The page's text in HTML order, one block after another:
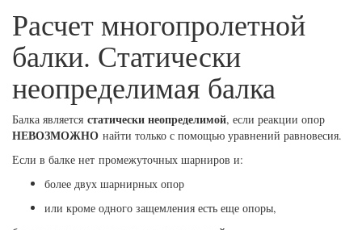
Расчет многопролетной
балки. Статически
неопределимая балка
Балка является статически неопределимой, если реакции опор
НЕВОЗМОЖНО найти только с помощью уравнений равновесия.
Если в балке нет промежуточных шарниров и:
более двух шарнирных опор
или кроме одного защемления есть еще опоры,